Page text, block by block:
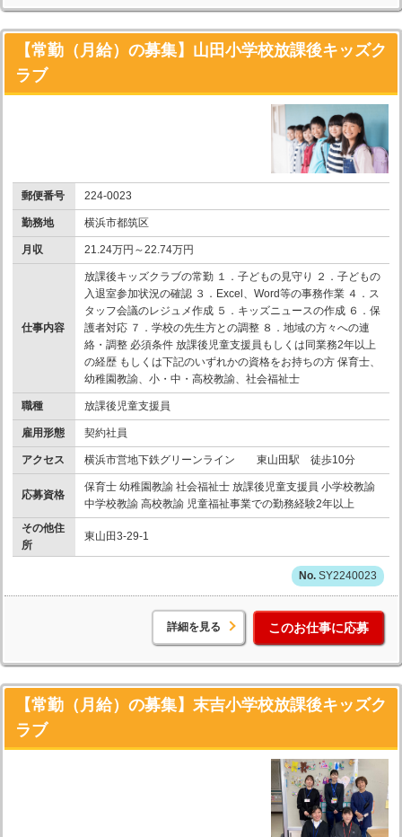
【常勤（月給）の募集】山田小学校放課後キッズク
ラブ
郵便番号 224-0023
勤務地 横浜市都筑区
月収 21.24万円～22.74万円
仕事内容
放課後キッズクラブの常勤 １．子どもの見守り ２．子どもの
入退室参加状況の確認 ３．Excel、Word等の事務作業 ４．ス
タッフ会議のレジュメ作成 ５．キッズニュースの作成 ６．保
護者対応 ７．学校の先生方との調整 ８．地域の方々への連
絡・調整 必須条件 放課後児童支援員もしくは同業務2年以上
の経歴 もしくは下記のいずれかの資格をお持ちの方 保育士、
幼稚園教諭、小・中・高校教諭、社会福祉士
職種 放課後児童支援員
雇用形態 契約社員
アクセス 横浜市営地下鉄グリーンライン 東山田駅 徒歩10分
応募資格
保育士 幼稚園教諭 社会福祉士 放課後児童支援員 小学校教諭
中学校教諭 高校教諭 児童福祉事業での勤務経験2年以上
その他住
所
東山田3-29-1
SY2240023
詳細を見る このお仕事に応募
【常勤（月給）の募集】末吉小学校放課後キッズク
ラブ